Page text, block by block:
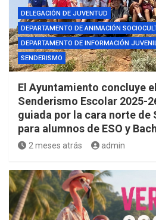
DELEGACIÓN DE JUVENTUD
DEPARTAMENTO DE ANIMACIÓN
DEPARTAMENTO DE INFORMACIÓN
SENDERISMO
El Ayuntamiento concluye
Senderismo Escolar 2025-
guiada por la cara norte de
para alumnos de ESO y
2 meses atrás admin